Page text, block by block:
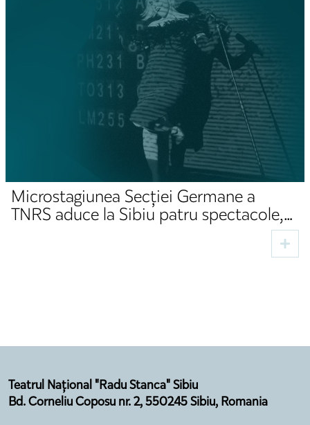
Microstagiunea Secției Germane a
TNRS aduce la Sibiu patru spectacole,
două premiere și invitați din domeniul
Teatrul Național "Radu Stanca" Sibiu
Bd. Corneliu Coposu nr. 2, 550245 Sibiu, Romania